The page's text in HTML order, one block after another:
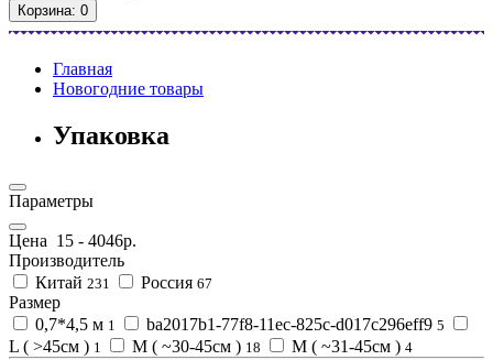
Корзина: 0
Главная
Новогодние товары
Упаковка
Параметры
Цена 15 - 4046р.
Производитель
Китай 231 Россия 67
Размер
0,7*4,5 м 1 ba2017b1-77f8-11ec-825c-d017c296eff9 5
L ( >45см ) 1 M ( ~30-45см ) 18 M ( ~31-45см ) 4